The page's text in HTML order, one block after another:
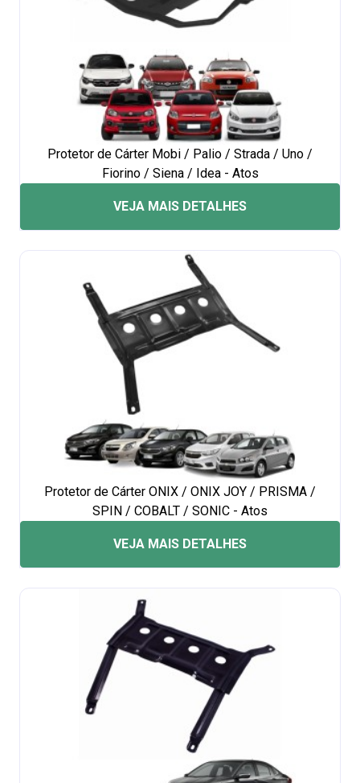
Protetor de Cárter Mobi / Palio / Strada / Uno /
Fiorino / Siena / Idea - Atos
VEJA MAIS DETALHES
Protetor de Cárter ONIX / ONIX JOY / PRISMA /
SPIN / COBALT / SONIC - Atos
VEJA MAIS DETALHES